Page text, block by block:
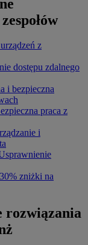
z
dostępu zdalnego
i bezpieczna
praca z
i
30% zniżki na
rozwiązania